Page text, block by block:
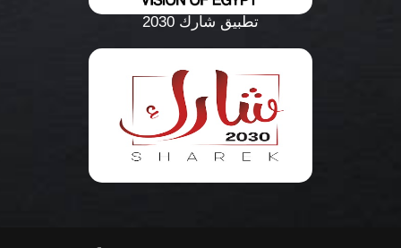
تطبيق شارك 2030